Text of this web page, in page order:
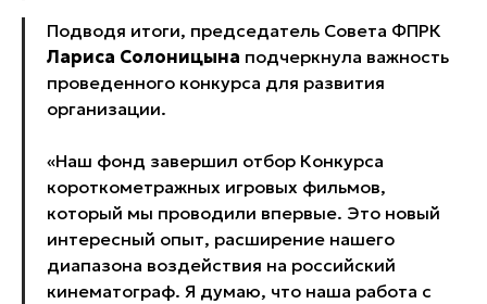
Подводя итоги, председатель Совета ФПРК
Лариса Солоницына подчеркнула важность
проведенного конкурса для развития
организации.
«Наш фонд завершил отбор Конкурса
короткометражных игровых фильмов,
который мы проводили впервые. Это новый
интересный опыт, расширение нашего
диапазона воздействия на российский
кинематограф. Я думаю, что наша работа с